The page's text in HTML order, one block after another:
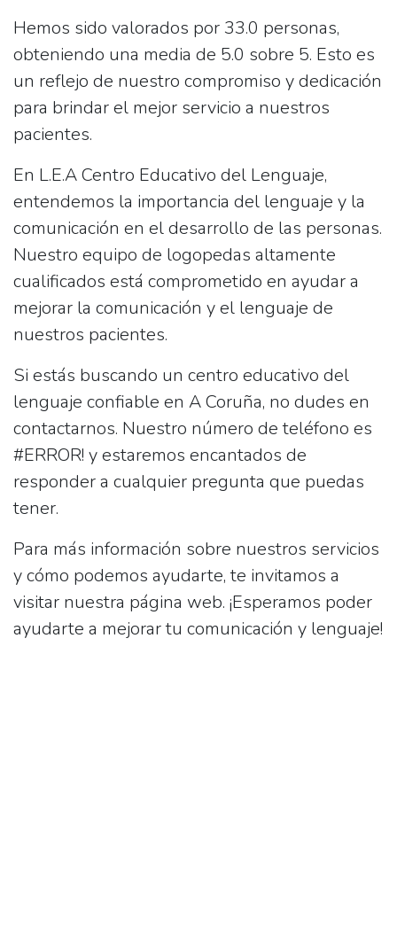
Hemos sido valorados por 33.0 personas,
obteniendo una media de 5.0 sobre 5. Esto es
un reflejo de nuestro compromiso y dedicación
para brindar el mejor servicio a nuestros
pacientes.
En L.E.A Centro Educativo del Lenguaje,
entendemos la importancia del lenguaje y la
comunicación en el desarrollo de las personas.
Nuestro equipo de logopedas altamente
cualificados está comprometido en ayudar a
mejorar la comunicación y el lenguaje de
nuestros pacientes.
Si estás buscando un centro educativo del
lenguaje confiable en A Coruña, no dudes en
contactarnos. Nuestro número de teléfono es
#ERROR! y estaremos encantados de
responder a cualquier pregunta que puedas
tener.
Para más información sobre nuestros servicios
y cómo podemos ayudarte, te invitamos a
visitar nuestra página web. ¡Esperamos poder
ayudarte a mejorar tu comunicación y lenguaje!